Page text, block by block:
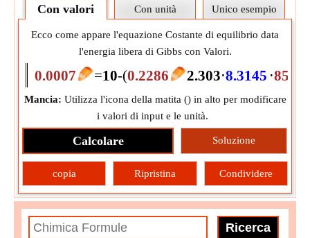
Con valori Con unità Unico esempio
Ecco come appare l'equazione Costante di equilibrio data
l'energia libera di Gibbs con Valori.
0.0007 =10-(0.2286 2.303⋅8.3145 ⋅85
Mancia: Utilizza l'icona della matita () in alto per modificare
i valori di input e le unità.
Calcolare Soluzione
copia Ripristina Condividere